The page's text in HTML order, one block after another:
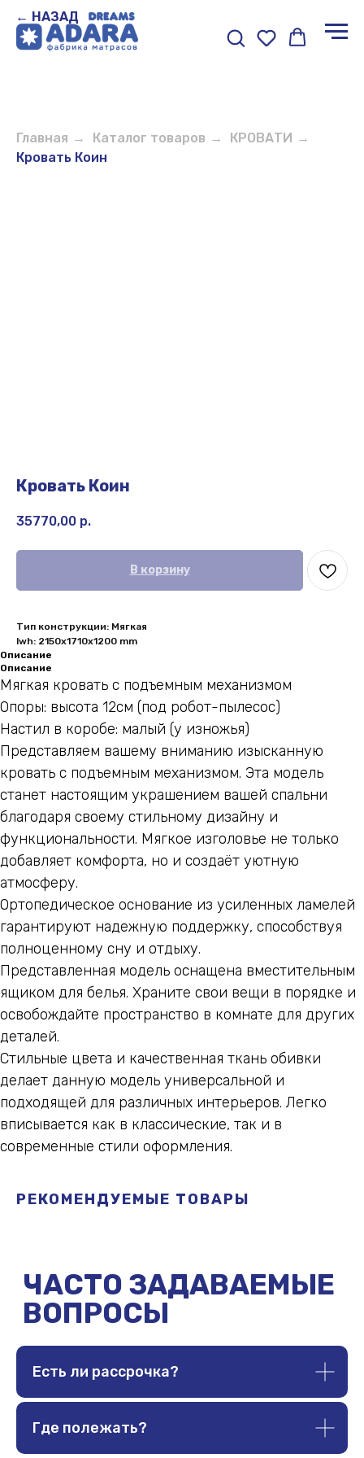
← НАЗАД
Главная → Каталог товаров → КРОВАТИ →
Кровать Коин
Кровать Коин
35770,00 р.
В корзину
Тип конструкции: Мягкая
lwh: 2150x1710x1200 mm
Описание
Описание
Мягкая кровать с подъемным механизмом
Опоры: высота 12см (под робот-пылесос)
Настил в коробе: малый (у изножья)
Представляем вашему вниманию изысканную
кровать с подъемным механизмом. Эта модель
станет настоящим украшением вашей спальни
благодаря своему стильному дизайну и
функциональности. Мягкое изголовье не только
добавляет комфорта, но и создаёт уютную
атмосферу.
Ортопедическое основание из усиленных ламелей
гарантируют надежную поддержку, способствуя
полноценному сну и отдыху.
Представленная модель оснащена вместительным
ящиком для белья. Храните свои вещи в порядке и
освобождайте пространство в комнате для других
деталей.
Стильные цвета и качественная ткань обивки
делает данную модель универсальной и
подходящей для различных интерьеров. Легко
вписывается как в классические, так и в
современные стили оформления.
РЕКОМЕНДУЕМЫЕ ТОВАРЫ
ЧАСТО ЗАДАВАЕМЫЕ
ВОПРОСЫ
Есть ли рассрочка?
Где полежать?
ИП Гудин Сергей Сергеевич
ОГРНИП 319665800256671
+7
382-40-74
info@adarapro.com